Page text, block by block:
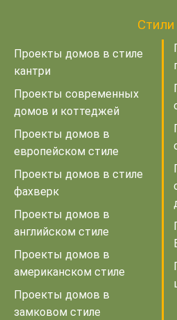
Стили
Проекты домов в стиле
кантри
Проекты современных
домов и коттеджей
Проекты домов в
европейском стиле
Проекты домов в стиле
фахверк
Проекты домов в
английском стиле
Проекты домов в
американском стиле
Проекты домов в
замковом стиле